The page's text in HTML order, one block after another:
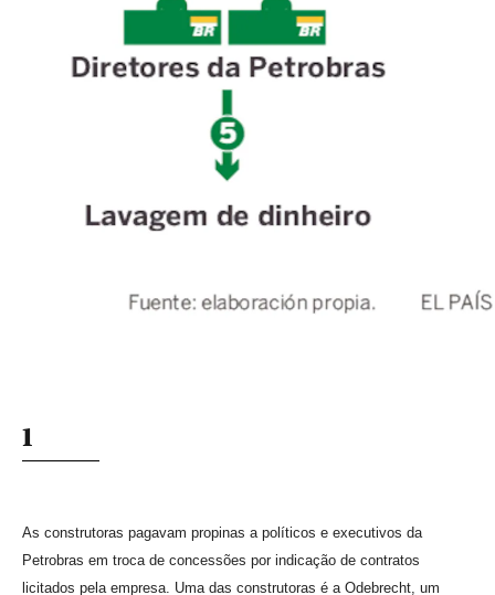
1
As construtoras pagavam propinas a políticos e executivos da
Petrobras em troca de concessões por indicação de contratos
licitados pela empresa. Uma das construtoras é a Odebrecht, um